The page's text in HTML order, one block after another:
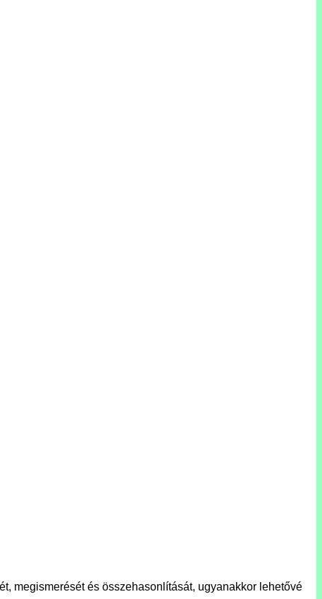
megismerését és összehasonlítását, ugyanakkor lehetővé